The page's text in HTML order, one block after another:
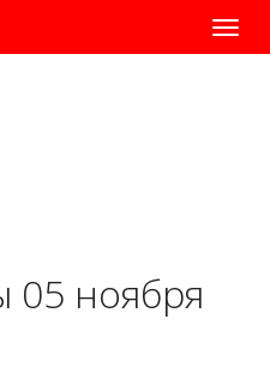
05 ноября